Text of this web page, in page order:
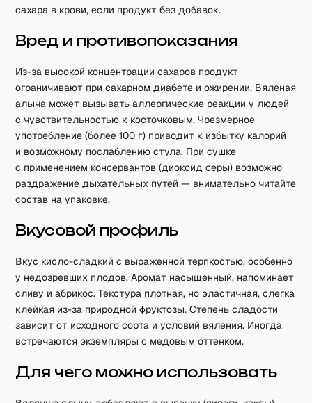
сахара в крови, если продукт без добавок.
Вред и противопоказания
Из-за высокой концентрации сахаров продукт
ограничивают при сахарном диабете и ожирении. Вяленая
алыча может вызывать аллергические реакции у людей
с чувствительностью к косточковым. Чрезмерное
употребление (более 100 г) приводит к избытку калорий
и возможному послаблению стула. При сушке
с применением консервантов (диоксид серы) возможно
раздражение дыхательных путей — внимательно читайте
состав на упаковке.
Вкусовой профиль
Вкус кисло-сладкий с выраженной терпкостью, особенно
у недозревших плодов. Аромат насыщенный, напоминает
сливу и абрикос. Текстура плотная, но эластичная, слегка
клейкая из-за природной фруктозы. Степень сладости
зависит от исходного сорта и условий вяления. Иногда
встречаются экземпляры с медовым оттенком.
Для чего можно использовать